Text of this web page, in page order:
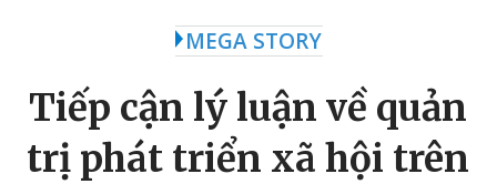
MEGA STORY
Tiếp cận lý luận về quản
trị phát triển xã hội trên